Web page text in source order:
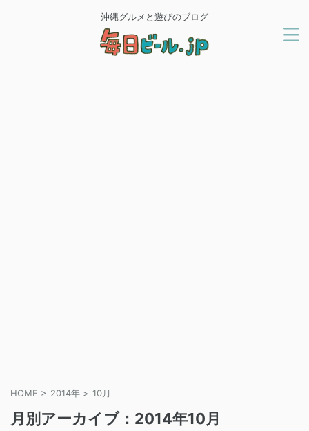
沖縄グルメと遊びのブログ
HOME > 2014年 > 10月
月別アーカイブ：2014年10月